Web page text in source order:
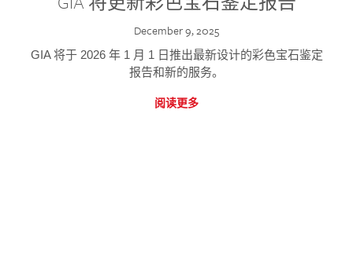
December 9, 2025
GIA 将于 2026 年 1 月 1 日推出最新设计的彩色宝石鉴定
报告和新的服务。
阅读更多